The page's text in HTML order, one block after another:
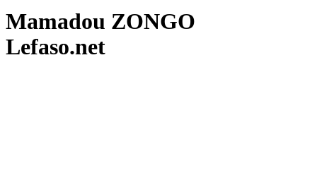
Mamadou ZONGO
Lefaso.net